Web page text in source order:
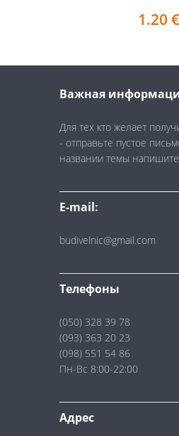
1.20 €
Важная
Для тех кто желает
- отправьте пустое
названии темы
E-mail:
budivelnic@gmail.com
Телефоны
(050) 328 39 78
(093) 363 20 23
(098) 551 54 86
Пн-Вс 8:00-22:00
Адрес